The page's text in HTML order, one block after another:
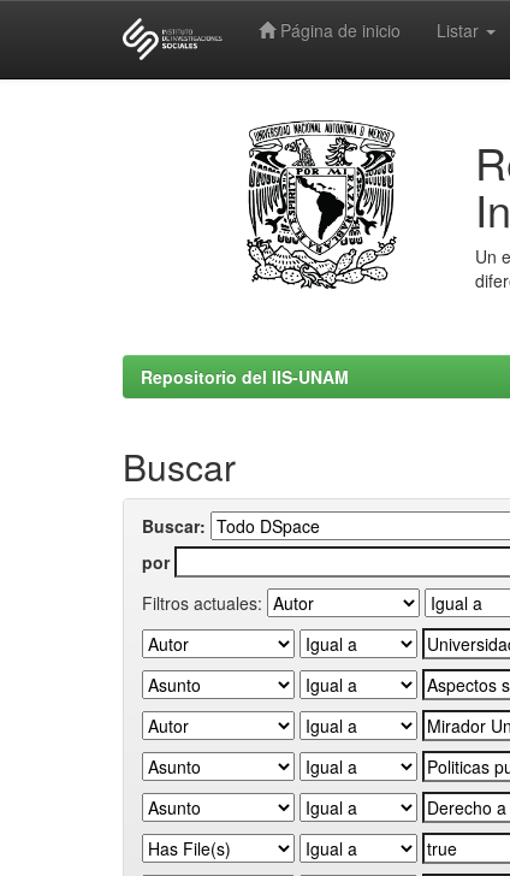
Página de inicio Listar
Un
Repositorio del IIS-UNAM
Buscar
Buscar:
por
Filtros actuales: